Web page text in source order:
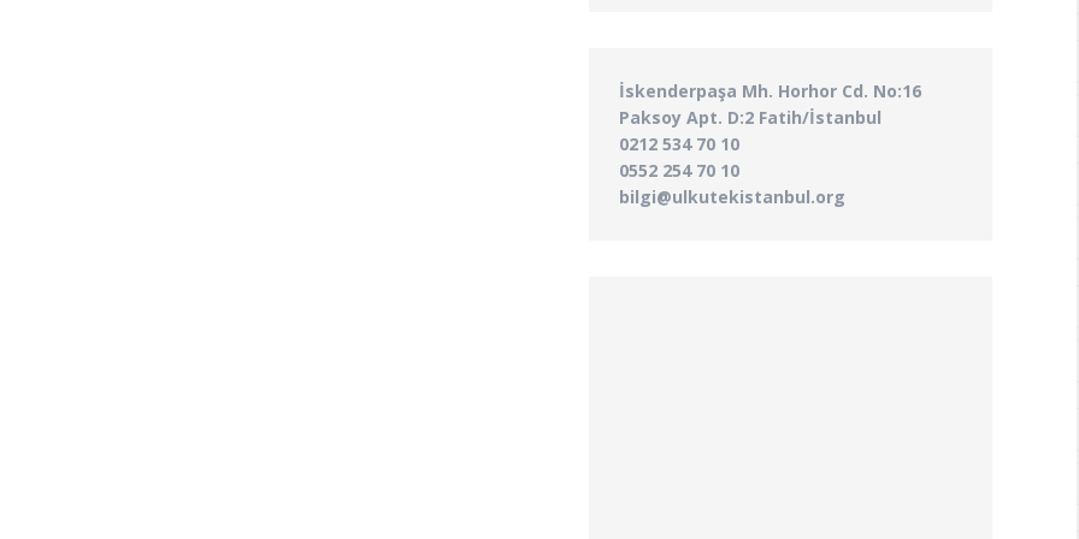
İskenderpaşa Mh. Horhor Cd. No:16
Paksoy Apt. D:2 Fatih/İstanbul
0212 534 70 10
0552 254 70 10
bilgi@ulkutekistanbul.org